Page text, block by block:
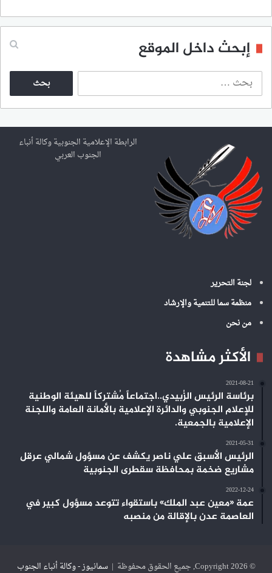
إبحث داخل الموقع
ث
ع
ن
الرابطة الإعلامية الجنوبية وكالة أنباء
الجنوب العربي
لجنة التحرير
منظمة سما للتنمية والإرشاد
من نحن
الأكثر مشاهدة
2021-08-21
برئاسة الرئيس الزُبيدي..اجتماعاً مُشتركاً للهيئة الوطنية
للإعلام الجنوبي والدائرة الإعلامية بالأمانة العامة واللجنة
الإعلامية بالجمعية.
2021-05-31
الرئيس الأسبق علي ناصر يكشف عن مسؤول شمالي عرقل
مشاريع ضخمة بمحافظة سقطرى الجنوبية
2022-12-24
عمة «معين عبد الملك» باستقواء تتوعد مسؤول كبير في
العاصمة عدن بالإقالة من منصبه
© Copyright 2026, جميع الحقوق محفوظة | سمانيوز - وكالة أنباء الجنوب